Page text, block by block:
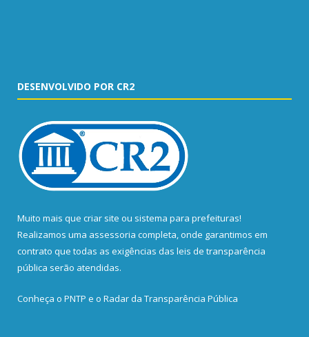
DESENVOLVIDO POR CR2
Muito mais que criar site ou sistema para prefeituras!
Realizamos uma assessoria completa, onde garantimos em
contrato que todas as exigências das leis de transparência
pública serão atendidas.
Conheça o PNTP e o Radar da Transparência Pública